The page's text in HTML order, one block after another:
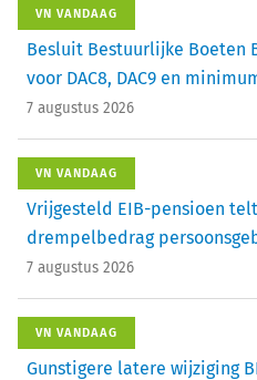
VN VANDAAG
Besluit Bestuurlijke Boeten
voor DAC8, DAC9 en
7 augustus 2026
VN VANDAAG
Vrijgesteld EIB-pensioen
drempelbedrag
7 augustus 2026
VN VANDAAG
Gunstigere latere wijziging